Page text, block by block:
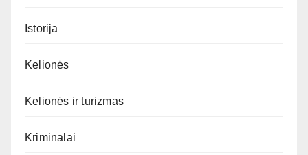
Istorija
Kelionės
Kelionės ir turizmas
Kriminalai